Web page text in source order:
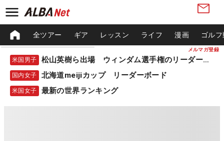
メルマガ登録
全ツアー ギア レッスン ライフ 漫画 ゴル
米国男子 松山英樹ら出場 ウィンダム選手権のリーダーボード
国内女子 北海道meijiカップ リーダーボード
米国女子 最新の世界ランキング